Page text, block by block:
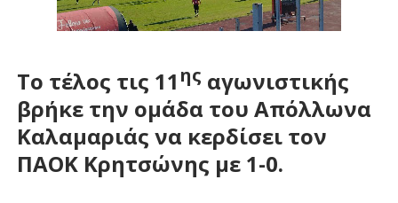
Το τέλος τις 11 ης αγωνιστικής
βρήκε την ομάδα του Απόλλωνα
Καλαμαριάς να κερδίσει τον
ΠΑΟΚ Κρητσώνης με 1-0.